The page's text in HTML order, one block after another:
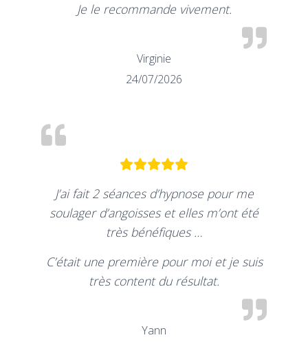
Je le recommande vivement.
Virginie
24/07/2026
J’ai fait 2 séances d’hypnose pour me
soulager d’angoisses et elles m’ont été
très bénéfiques …
C’était une première pour moi et je suis
très content du résultat.
Yann